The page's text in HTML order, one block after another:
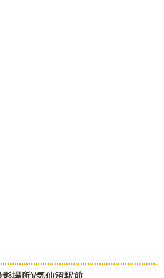
場所)/気仙沼駅前